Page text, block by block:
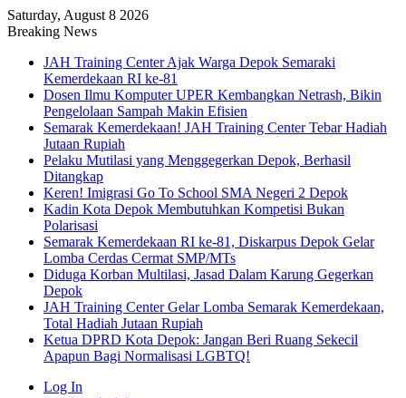
Saturday, August 8 2026
Breaking News
JAH Training Center Ajak Warga Depok Semaraki
Kemerdekaan RI ke-81
Dosen Ilmu Komputer UPER Kembangkan Netrash, Bikin
Pengelolaan Sampah Makin Efisien
Semarak Kemerdekaan! JAH Training Center Tebar Hadiah
Jutaan Rupiah
Pelaku Mutilasi yang Menggegerkan Depok, Berhasil
Ditangkap
Keren! Imigrasi Go To School SMA Negeri 2 Depok
Kadin Kota Depok Membutuhkan Kompetisi Bukan
Polarisasi
Semarak Kemerdekaan RI ke-81, Diskarpus Depok Gelar
Lomba Cerdas Cermat SMP/MTs
Diduga Korban Multilasi, Jasad Dalam Karung Gegerkan
Depok
JAH Training Center Gelar Lomba Semarak Kemerdekaan,
Total Hadiah Jutaan Rupiah
Ketua DPRD Kota Depok: Jangan Beri Ruang Sekecil
Apapun Bagi Normalisasi LGBTQ!
Log In